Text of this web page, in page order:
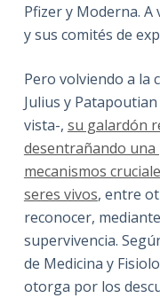
Pfizer y Moderna. A
y sus comités de
Pero volviendo a la
Julius y
vista-, su galardón
desentrañando
mecanismos
seres vivos, entre
reconocer,
supervivencia.
de Medicina y
otorga por los